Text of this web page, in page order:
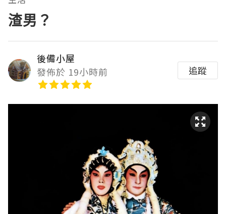
渣男？
後備小屋
發佈於 19小時前
追蹤